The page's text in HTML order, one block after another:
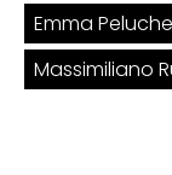
Emma
Massimiliano